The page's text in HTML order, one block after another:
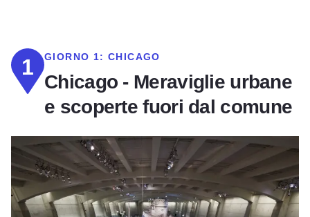
1 GIORNO 1:CHICAGO
Chicago - Meraviglie urbane
e scoperte fuori dal comune